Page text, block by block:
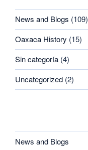
News and Blogs (109)
Oaxaca History (15)
Sin categoría (4)
Uncategorized (2)
News and Blogs